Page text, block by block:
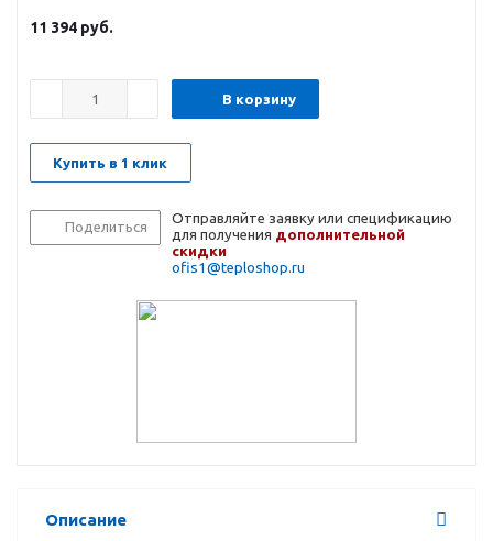
11 394 руб.
В корзину
Купить в 1 клик
Поделиться
Отправляйте заявку или спецификацию
для получения дополнительной
скидки
ofis1@teploshop.ru
Описание